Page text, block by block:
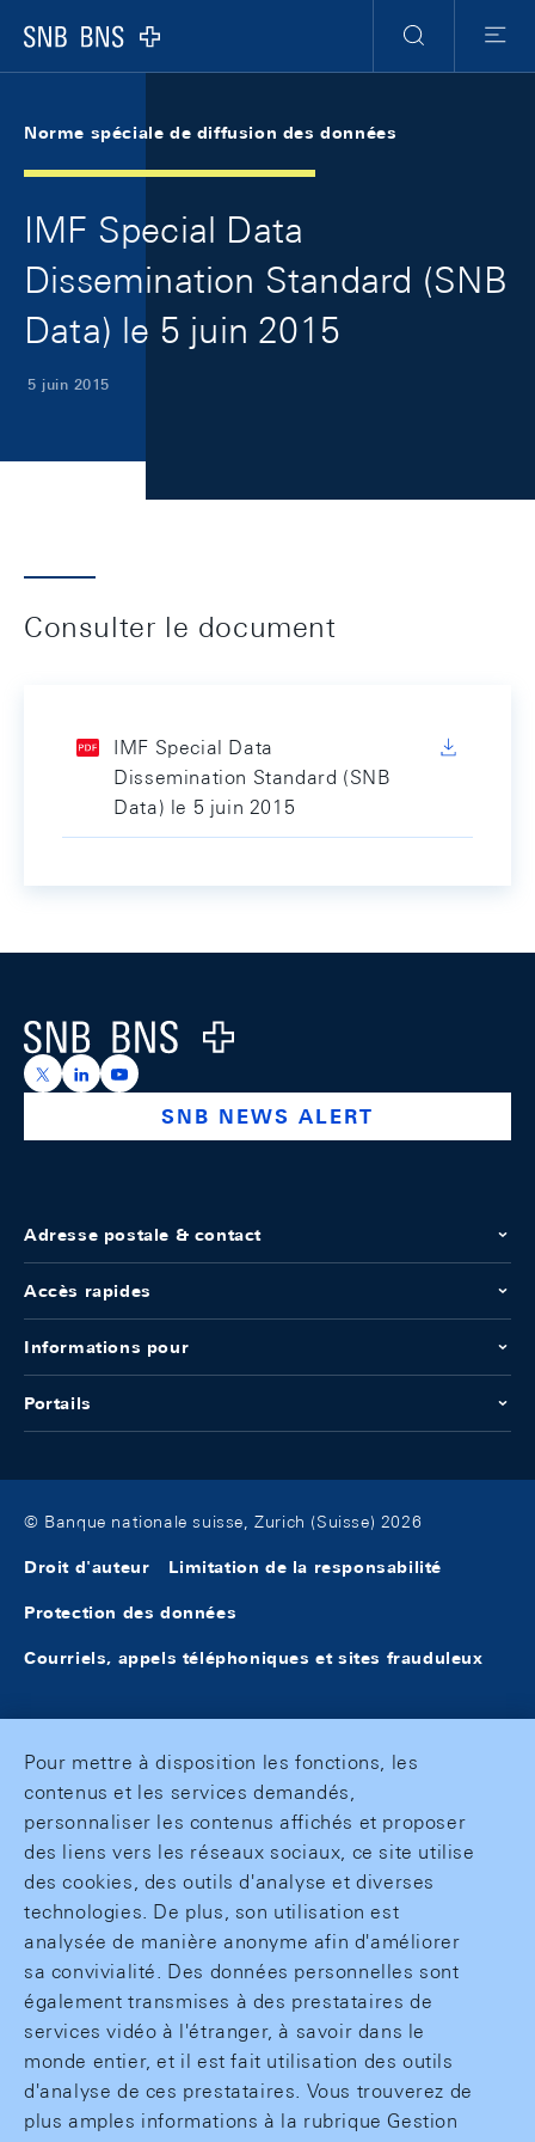
Logo
RechercheMenu
Norme spéciale de diffusion des données
IMF Special Data
Dissemination Standard (SNB
Data) le 5 juin 2015
5 juin 2015
Consulter le document
IMF Special Data
Dissemination Standard (SNB
Data) le 5 juin 2015
Logo
https://x.com/snb_bns
https://ch.linkedin.com/company/swiss-national-
https://www.youtube.com/@swissnationalbank
SNB NEWS ALERT
Adresse postale & contact
Accès rapides
Informations pour
Portails
© Banque nationale suisse, Zurich (Suisse) 2026
Droit d'auteur Limitation de la responsabilité
Protection des données
Courriels, appels téléphoniques et sites frauduleux
Pour mettre à disposition les fonctions, les
contenus et les services demandés,
personnaliser les contenus affichés et proposer
des liens vers les réseaux sociaux, ce site utilise
des cookies, des outils d'analyse et diverses
technologies. De plus, son utilisation est
analysée de manière anonyme afin d'améliorer
sa convivialité. Des données personnelles sont
également transmises à des prestataires de
services vidéo à l'étranger, à savoir dans le
monde entier, et il est fait utilisation des outils
d'analyse de ces prestataires. Vous trouverez de
plus amples informations à la rubrique Gestion